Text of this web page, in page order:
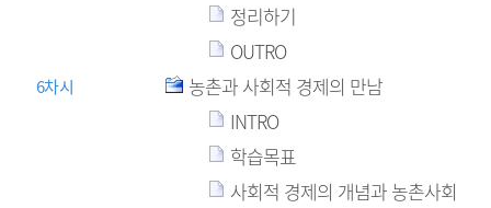
정리하기
OUTRO
6차시
농촌과 사회적 경제의 만남
INTRO
학습목표
사회적 경제의 개념과 농촌사회